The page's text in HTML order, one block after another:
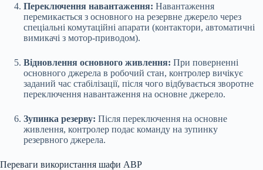
Переключення навантаження: Навантаження
перемикається з основного на резервне джерело через
спеціальні комутаційні апарати (контактори, автоматичні
вимикачі з мотор-приводом).
Відновлення основного живлення: При поверненні
основного джерела в робочий стан, контролер вичікує
заданий час стабілізації, після чого відбувається зворотне
переключення навантаження на основне джерело.
Зупинка резерву: Після переключення на основне
живлення, контролер подає команду на зупинку
резервного джерела.
Переваги використання шафи АВР